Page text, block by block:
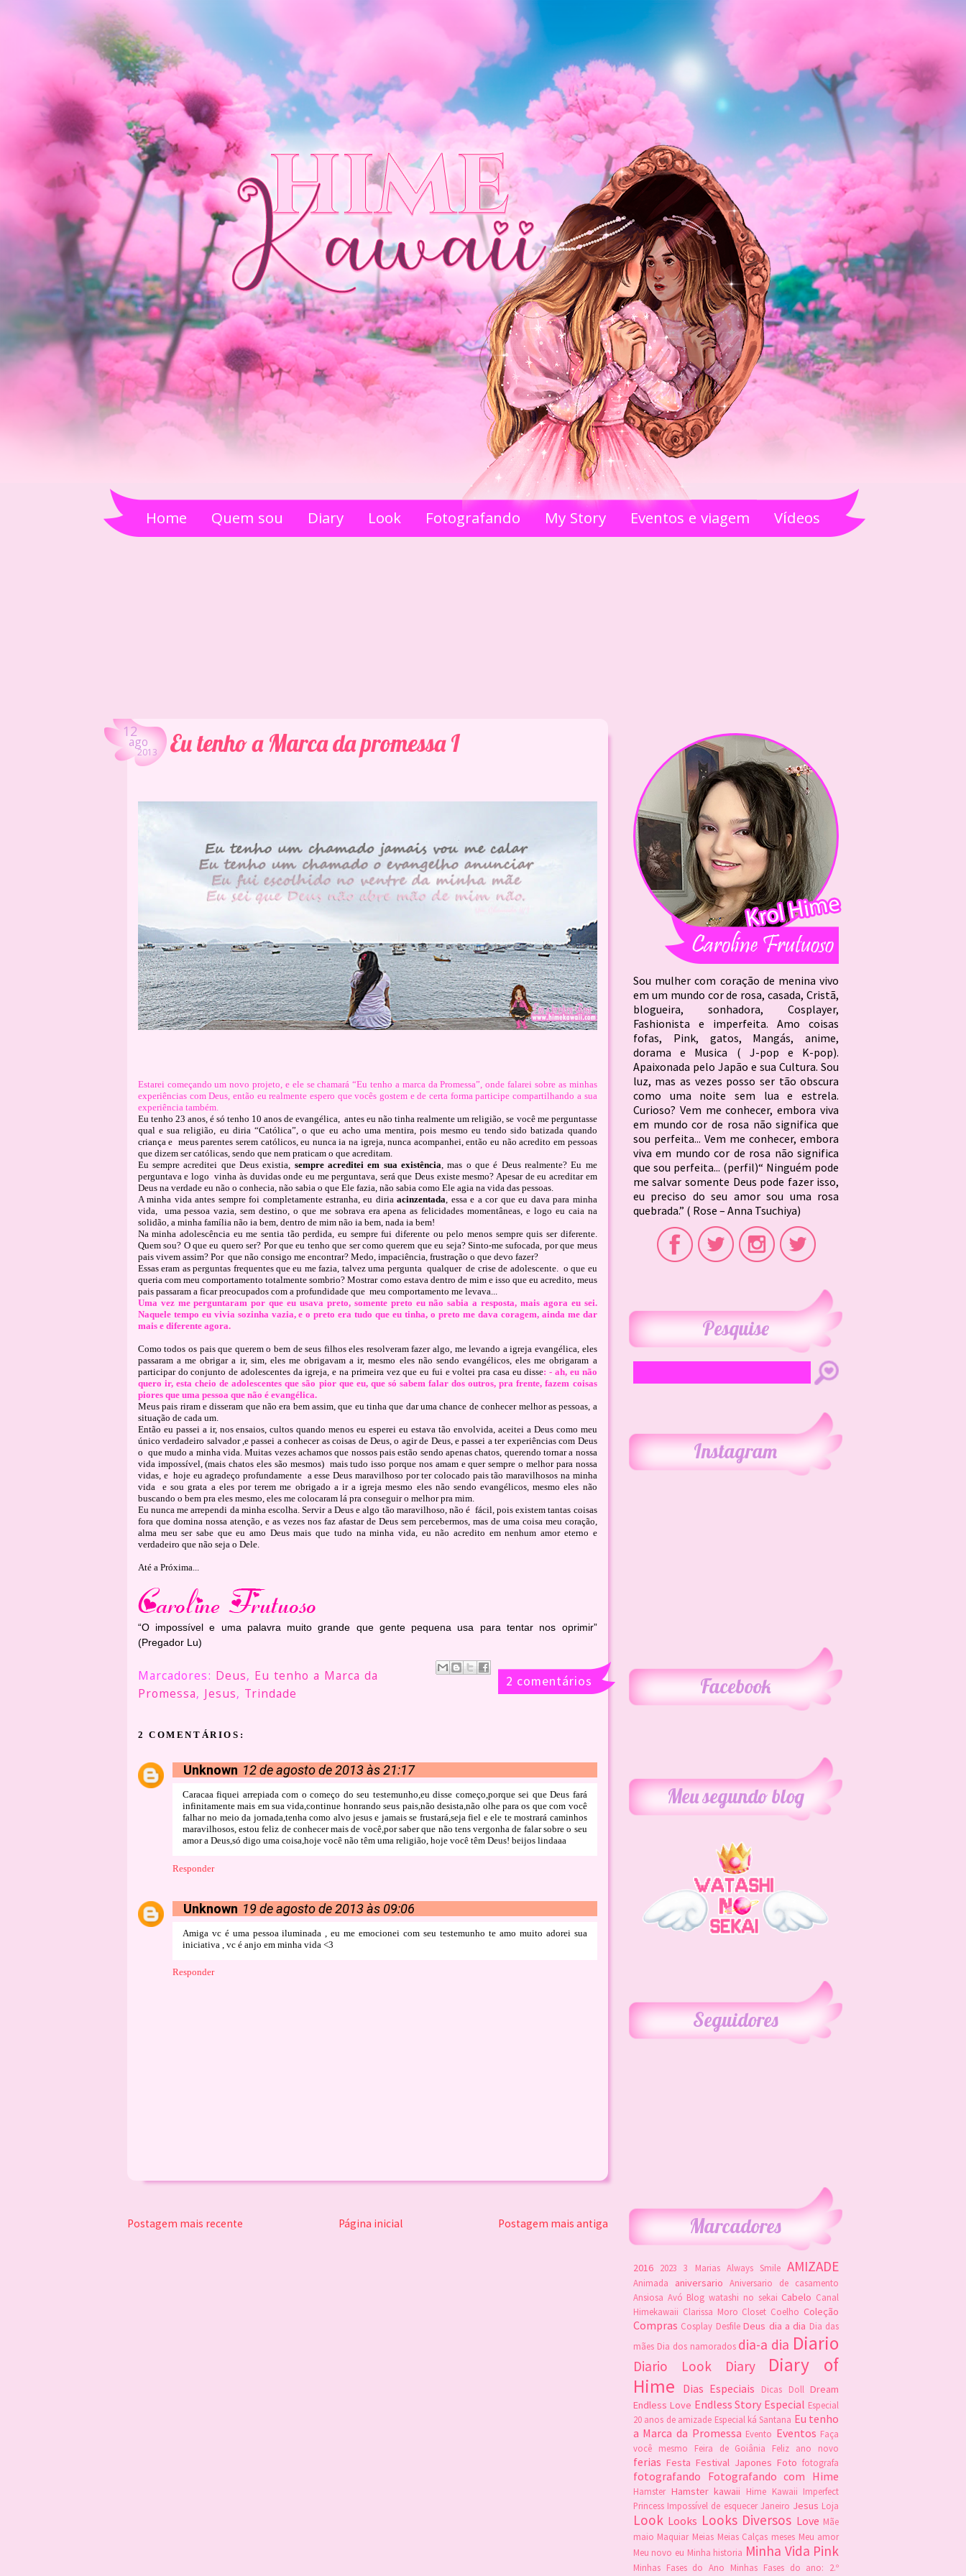
Home Quem sou Diary Look Fotografando My Story Eventos e viagem Vídeos
12ago
2013 Eu tenho a Marca da promessa I
Estarei começando um novo projeto, e ele se chamará “Eu tenho a marca da Promessa”, onde falarei sobre as minhas
experiências com Deus, então eu realmente espero que vocês gostem e de certa forma participe compartilhando a sua
experiência também.
Eu tenho 23 anos, é só tenho 10 anos de evangélica, antes eu não tinha realmente um religião, se você me perguntasse
qual e sua religião, eu diria “Católica”, o que eu acho uma mentira, pois mesmo eu tendo sido batizada quando
criança e meus parentes serem católicos, eu nunca ia na igreja, nunca acompanhei, então eu não acredito em pessoas
que dizem ser católicas, sendo que nem praticam o que acreditam.
Eu sempre acreditei que Deus existia, sempre acreditei em sua existência, mas o que é Deus realmente? Eu me
perguntava e logo vinha às duvidas onde eu me perguntava, será que Deus existe mesmo? Apesar de eu acreditar em
Deus na verdade eu não o conhecia, não sabia o que Ele fazia, não sabia como Ele agia na vida das pessoas.
A minha vida antes sempre foi completamente estranha, eu diriaacinzentada, essa e a cor que eu dava para minha
vida,
uma pessoa vazia, sem destino, o que me sobrava era apena as felicidades momentâneas, e logo eu caia na
solidão, a minha família não ia bem, dentro de mim não ia bem, nada ia bem!
Na minha adolescência eu me sentia tão perdida, eu sempre fui diferente ou pelo menos sempre quis ser diferente.
Quem sou? O que eu quero ser? Por que eu tenho que ser como querem que eu seja? Sinto-me sufocada, por que meus
pais vivem assim? Por que não consigo me encontrar? Medo, impaciência, frustração o que devo fazer?
Essas eram as perguntas frequentes que eu me fazia, talvez uma pergunta qualquer de crise de adolescente. o que eu
queria com meu comportamento totalmente sombrio? Mostrar como estava dentro de mim e isso que eu acredito, meus
pais passaram a ficar preocupados com a profundidade que meu comportamento me levava...
Uma vez me perguntaram por que eu usava preto, somente preto eu não sabia a resposta, mais agora eu sei.
Naquele tempo eu vivia sozinha vazia, e o preto era tudo que eu tinha, o preto me dava coragem, ainda me dar
mais e diferente agora.
Como todos os pais que querem o bem de seus filhos eles resolveram fazer algo, me levando a igreja evangélica, eles
passaram a me obrigar a ir, sim, eles me obrigavam a ir, mesmo eles não sendo evangélicos, eles me obrigaram a
participar do conjunto de adolescentes da igreja, e na primeira vez que eu fui e voltei pra casa eu disse: - ah, eu não
quero ir, esta cheio de adolescentes que são pior que eu, que só sabem falar dos outros, pra frente, fazem coisas
piores que uma pessoa que não é evangélica.
Meus pais riram e disseram que não era bem assim, que eu tinha que dar uma chance de conhecer melhor as pessoas, a
situação de cada um.
Então eu passei a ir, nos ensaios, cultos quando menos eu esperei eu estava tão envolvida, aceitei a Deus como meu
único verdadeiro salvador ,e passei a conhecer as coisas de Deus, o agir de Deus, e passei a ter experiências com Deus
o que mudo a minha vida. Muitas vezes achamos que nossos pais estão sendo apenas chatos, querendo tornar a nossa
vida impossível, (mais chatos eles são mesmos) mais tudo isso porque nos amam e quer sempre o melhor para nossa
vidas, e hoje eu agradeço profundamente a esse Deus maravilhoso por ter colocado pais tão maravilhosos na minha
vida
e sou grata a eles por terem me obrigado a ir a igreja mesmo eles não sendo evangélicos, mesmo eles não
buscando o bem pra eles mesmo, eles me colocaram lá pra conseguir o melhor pra mim.
Eu nunca me arrependi da minha escolha. Servir a Deus e algo tão maravilhoso, não é fácil, pois existem tantas coisas
fora que domina nossa atenção, e as vezes nos faz afastar de Deus sem percebermos, mas de uma coisa meu coração,
alma meu ser sabe que eu amo Deus mais que tudo na minha vida, eu não acredito em nenhum amor eterno e
verdadeiro que não seja o Dele.
Até a Próxima...
“O impossível e uma palavra muito grande que gente pequena usa para tentar nos oprimir”
(Pregador Lu)
Marcadores: Deus, Eu tenho a Marca da
Promessa,Jesus, Trindade
2 comentários
2 COMENTÁRIOS:
Unknown 12 de agosto de 2013 às 21:17
Caracaa fiquei arrepiada com o começo do seu testemunho,eu disse começo,porque sei que Deus fará
infinitamente mais em sua vida,continue honrando seus pais,não desista,não olhe para os que com você
falhar no meio da jornada,tenha como alvo jesus e jamais se frustará,seja fiel e ele te mostrará caminhos
maravilhosos, estou feliz de conhecer mais de você,por saber que não tens vergonha de falar sobre o seu
amor a Deus,só digo uma coisa,hoje você não têm uma religião, hoje você têm Deus! beijos lindaaa
Responder
Unknown 19 de agosto de 2013 às 09:06
Amiga vc é uma pessoa iluminada , eu me emocionei com seu testemunho te amo muito adorei sua
iniciativa , vc é anjo em minha vida <3
Responder
Postagem mais recente Postagem mais antiga
Página inicial
Sou mulher com coração de menina vivo
em um mundo cor de rosa, casada, Cristã,
blogueira, sonhadora, Cosplayer,
Fashionista e imperfeita. Amo coisas
fofas, Pink, gatos, Mangás, anime,
dorama e Musica ( J-pop e K-pop).
Apaixonada pelo Japão e sua Cultura. Sou
luz, mas as vezes posso ser tão obscura
como uma noite sem lua e estrela.
Curioso? Vem me conhecer, embora viva
em mundo cor de rosa não significa que
sou perfeita... Vem me conhecer, embora
viva em mundo cor de rosa não significa
que sou perfeita... (perfil)“ Ninguém pode
me salvar somente Deus pode fazer isso,
eu preciso do seu amor sou uma rosa
quebrada.” ( Rose – Anna Tsuchiya)
Pesquise
Instagram
Facebook
Meu segundo blog
Seguidores
Marcadores
2016 2023 3 Marias Always Smile AMIZADE
Animada aniversario
Aniversario de casamento
Ansiosa Avó Blog watashi no sekai Cabelo Canal
Himekawaii Clarissa Moro Closet Coelho Coleção
Compras Cosplay Desfile Deus dia a dia Dia das
mães Dia dos namorados dia-a dia Diario
Diario Look Diary
Diary of
Hime
Dias Especiais Dicas Doll Dream
Endless Love Endless Story Especial Especial
20 anos de amizade Especial ká Santana Eu tenho
a Marca da Promessa Evento Eventos Faça
você mesmo
Feira de Goiânia Feliz ano novo
ferias Festa Festival Japones Foto fotografa
fotografando Fotografando com Hime
Hamster Hamster kawaii Hime Kawaii Imperfect
Princess Impossível de esquecer Janeiro Jesus Loja
Look Looks Looks Diversos Love Mãe
maio Maquiar Meias Meias Calças meses Meu amor
Meu novo eu Minha historia Minha Vida Pink
Minhas Fases do Ano Minhas Fases do ano: 2.º